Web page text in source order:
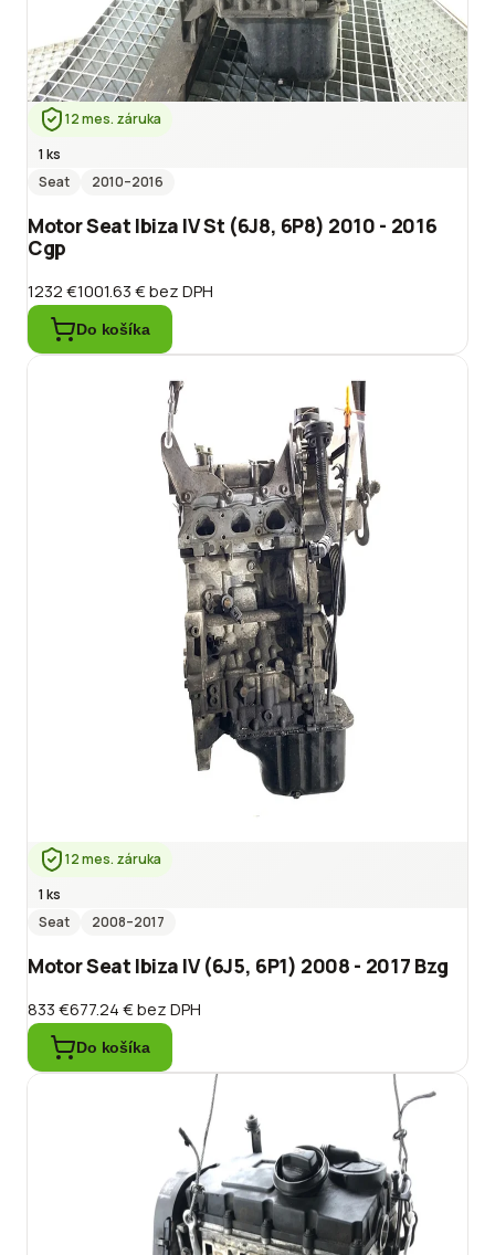
12 mes. záruka
1 ks
Seat
2010–2016
Motor Seat Ibiza IV St (6J8, 6P8) 2010 - 2016
Cgp
1232 €1001.63 €bez DPH
Do košíka
12 mes. záruka
1 ks
Seat
2008–2017
Motor Seat Ibiza IV (6J5, 6P1) 2008 - 2017 Bzg
833 €677.24 €bez DPH
Do košíka